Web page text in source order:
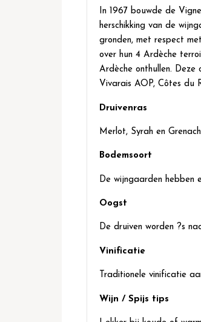
In 1967 bouwde de
herschikking van de
gronden, met respect
over hun 4 Ardèche
Ardèche onthullen.
Vivarais AOP, Côtes du
Druivenras
Merlot, Syrah en
Bodemsoort
De wijngaarden hebben
Oogst
De druiven worden ?s
Vinificatie
Traditionele vinificatie
Wijn / Spijs tips